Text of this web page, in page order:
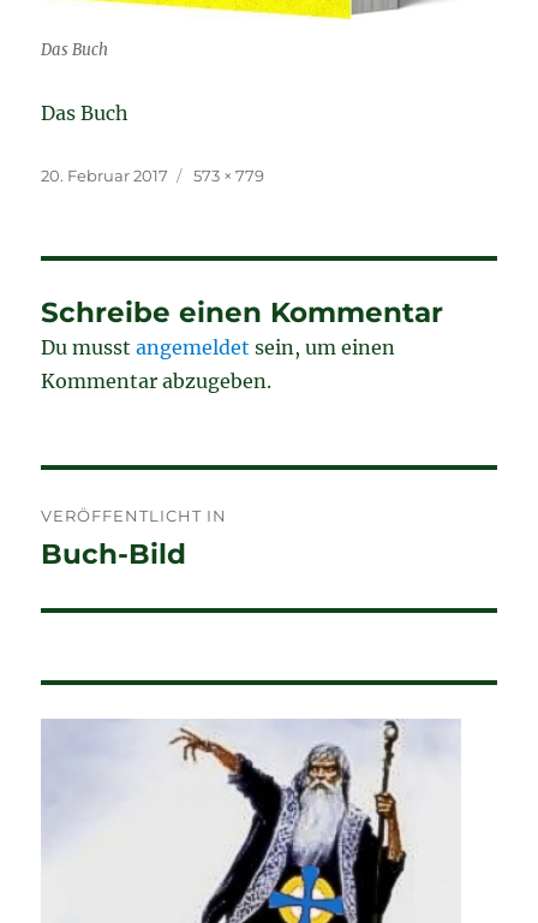
Das Buch
Das Buch
Veröffentlicht
20. Februar 2017 Originalgröße
573 × 779
Schreibe einen Kommentar
Du musstangemeldet sein, um einen
Kommentar abzugeben.
VERÖFFENTLICHT IN
Buch-Bild